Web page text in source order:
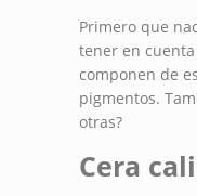
Primero que
tener en
componen de
pigmentos.
otras?
Cera